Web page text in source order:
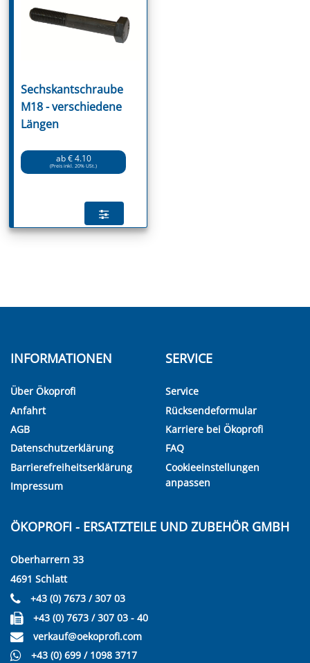
Sechskantschraube
M18 - verschiedene
Längen
ab € 4.10
(Preis inkl. 20% USt.)
INFORMATIONEN
Über Ökoprofi
Anfahrt
AGB
Datenschutzerklärung
Barrierefreiheitserklärung
Impressum
SERVICE
Service
Rücksendeformular
Karriere bei Ökoprofi
FAQ
Cookieeinstellungen
anpassen
ÖKOPROFI - ERSATZTEILE UND ZUBEHÖR GMBH
Oberharrern 33
4691 Schlatt
+43 (0) 7673 / 307 03
+43 (0) 7673 / 307 03 - 40
verkauf@oekoprofi.com
+43 (0) 699 / 1098 3717